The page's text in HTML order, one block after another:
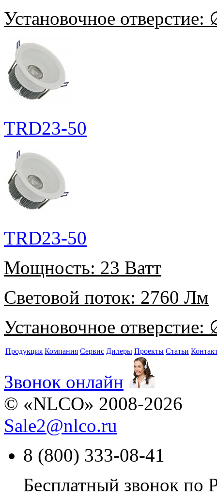
Установочное отверстие:
TRD23-50
TRD23-50
Мощность: 23 Ватт
Световой поток: 2760 Лм
Установочное отверстие:
Продукция Компания Сервис Дилеры Проекты Статьи
Звонок онлайн
© «NLCO» 2008-2026
Sale2@nlco.ru
8 (800) 333-08-41
Бесплатный звонок по